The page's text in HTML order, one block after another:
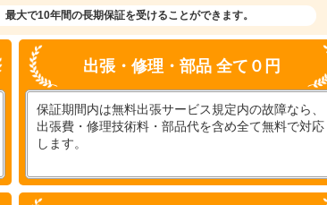
最大で10年間の長期保証を受けることができます。
出張・修理・部品 全て０円
保証期間内は無料出張サービス規定内の故障なら、
出張費・修理技術料・部品代を含め全て無料で対応
します。